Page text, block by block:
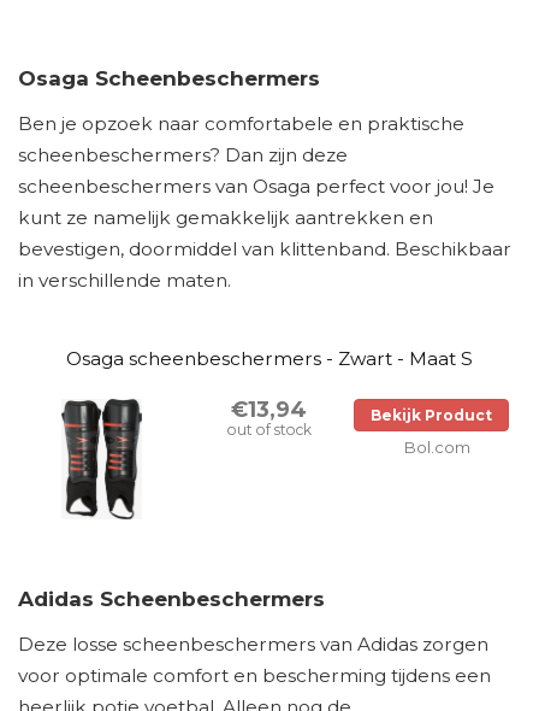
Osaga Scheenbeschermers
Ben je opzoek naar comfortabele en praktische
scheenbeschermers? Dan zijn deze
scheenbeschermers van Osaga perfect voor jou! Je
kunt ze namelijk gemakkelijk aantrekken en
bevestigen, doormiddel van klittenband. Beschikbaar
in verschillende maten.
Osaga scheenbeschermers - Zwart - Maat S
€13,94
out of stock
Bekijk Product
Bol.com
Adidas Scheenbeschermers
Deze losse scheenbeschermers van Adidas zorgen
voor optimale comfort en bescherming tijdens een
heerlijk potje voetbal. Alleen nog de